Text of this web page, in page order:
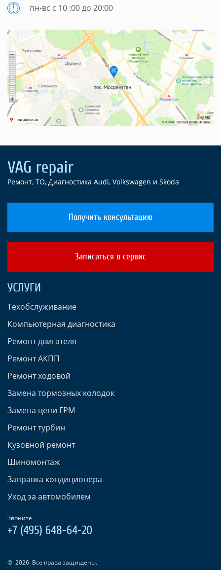
пн-вс с 10 :00 до 20:00
Ремонт, ТО, Диагностика Audi, Volkswagen и Skoda
Получить консультацию
Записаться в сервис
УСЛУГИ
Техобслуживание
Компьютерная диагностика
Ремонт двигателя
Ремонт АКПП
Ремонт ходовой
Замена тормозных колодок
Замена цепи ГРМ
Ремонт турбин
Кузовной ремонт
Шиномонтаж
Заправка кондиционера
Уход за автомобилем
Звоните
+7 (495) 648-64-20
© 2026 Все права защищены.